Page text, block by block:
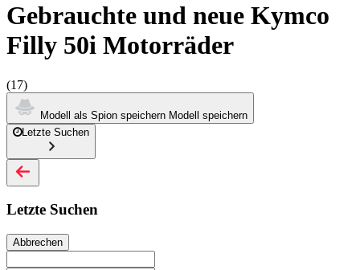
Gebrauchte und neue Kymco
Filly 50i Motorräder
(17)
Modell als Spion speichern Modell speichern
Letzte Suchen
Letzte Suchen
Abbrechen